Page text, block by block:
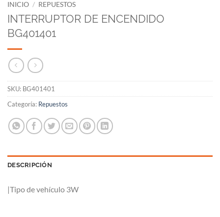
INICIO / REPUESTOS
INTERRUPTOR DE ENCENDIDO
BG401401
SKU: BG401401
Categoría: Repuestos
DESCRIPCIÓN
|Tipo de vehículo 3W